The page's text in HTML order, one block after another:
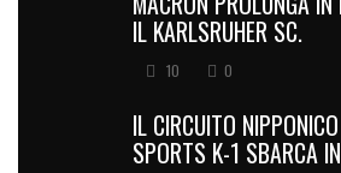
IL KARLSRUHER SC.
10 0
IL CIRCUITO
SPORTS K-1 SBARCA